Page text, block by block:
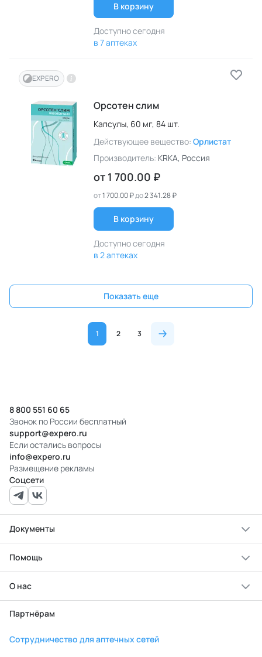
В корзину
Доступно сегодня
в 7 аптеках
EXPERO
Орсотен слим
Капсулы, 60 мг, 84 шт.
Действующее вещество: Орлистат
Производитель: KRKA, Россия
от 1 700.00 ₽
от1 700.00 ₽до2 341.28 ₽
В корзину
Доступно сегодня
в 2 аптеках
Показать еще
1 2 3
8 800 551 60 65
Звонок по России бесплатный
support@expero.ru
Если остались вопросы
info@expero.ru
Размещение рекламы
Соцсети
Документы
Помощь
О нас
Партнёрам
Сотрудничество для аптечных сетей